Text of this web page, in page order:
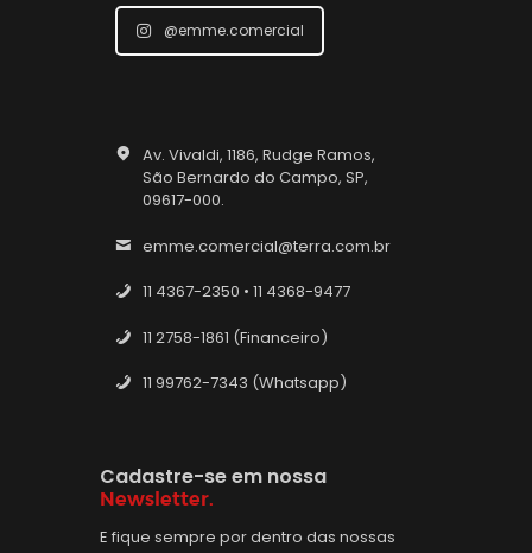
@emme.comercial
Av. Vivaldi, 1186, Rudge Ramos,
São Bernardo do Campo, SP,
09617-000.
emme.comercial@terra.com.br
11 4367-2350 • 11 4368-9477
11 2758-1861 (Financeiro)
11 99762-7343 (Whatsapp)
Cadastre-se em nossa
Newsletter.
E fique sempre por dentro das nossas